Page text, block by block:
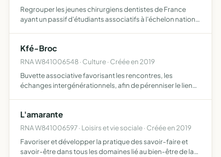
Regrouper les jeunes chirurgiens dentistes de France
ayant un passif d'étudiants associatifs à l'échelon national
Kfé-Broc
RNA W841006548 · Culture · Créée en 2019
Buvette associative favorisant les rencontres, les
échanges intergénérationnels, afin de pérenniser le lien
L'amarante
RNA W841006597 · Loisirs et vie sociale · Créée en 2019
Favoriser et développer la pratique des savoir-faire et
savoir-être dans tous les domaines lié au bien-être de la